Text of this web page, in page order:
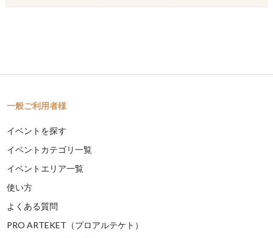
一般ご利用者様
イベントを探す
イベントカテゴリ一覧
イベントエリア一覧
使い方
よくある質問
PRO ARTEKET（プロアルテケト）